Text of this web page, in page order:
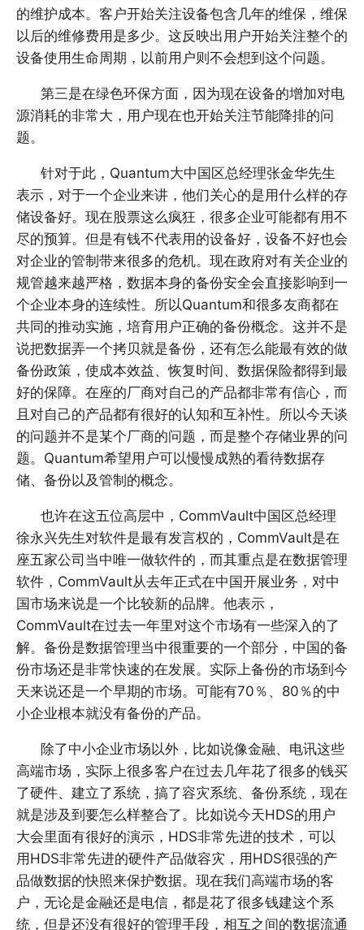
的维护成本。客户开始关注设备包含几年的维保，维保
以后的维修费用是多少。这反映出用户开始关注整个的
设备使用生命周期，以前用户则不会想到这个问题。
第三是在绿色环保方面，因为现在设备的增加对电
源消耗的非常大，用户现在也开始关注节能降排的问
题。
针对于此，Quantum大中国区总经理张金华先生
表示，对于一个企业来讲，他们关心的是用什么样的存
储设备好。现在股票这么疯狂，很多企业可能都有用不
尽的预算。但是有钱不代表用的设备好，设备不好也会
对企业的管制带来很多的危机。现在政府对有关企业的
规管越来越严格，数据本身的备份安全会直接影响到一
个企业本身的连续性。所以Quantum和很多友商都在
共同的推动实施，培育用户正确的备份概念。这并不是
说把数据弄一个拷贝就是备份，还有怎么能最有效的做
备份政策，使成本效益、恢复时间、数据保险都得到最
好的保障。在座的厂商对自己的产品都非常有信心，而
且对自己的产品都有很好的认知和互补性。所以今天谈
的问题并不是某个厂商的问题，而是整个存储业界的问
题。Quantum希望用户可以慢慢成熟的看待数据存
储、备份以及管制的概念。
也许在这五位高层中，CommVault中国区总经理
徐永兴先生对软件是最有发言权的，CommVault是在
座五家公司当中唯一做软件的，而其重点是在数据管理
软件，CommVault从去年正式在中国开展业务，对中
国市场来说是一个比较新的品牌。他表示，
CommVault在过去一年里对这个市场有一些深入的了
解。备份是数据管理当中很重要的一个部分，中国的备
份市场还是非常快速的在发展。实际上备份的市场到今
天来说还是一个早期的市场。可能有70％、80％的中
小企业根本就没有备份的产品。
除了中小企业市场以外，比如说像金融、电讯这些
高端市场，实际上很多客户在过去几年花了很多的钱买
了硬件、建立了系统，搞了容灾系统、备份系统，现在
就是涉及到要怎么样整合了。比如说今天HDS的用户
大会里面有很好的演示，HDS非常先进的技术，可以
用HDS非常先进的硬件产品做容灾，用HDS很强的产
品做数据的快照来保护数据。现在我们高端市场的客
户，无论是金融还是电信，都是花了很多钱建这个系
统，但是还没有很好的管理手段，相互之间的数据流通